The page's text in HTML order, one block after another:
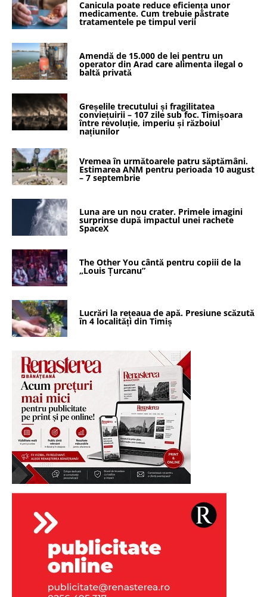
Canicula poate reduce eficiența unor
medicamente. Cum trebuie păstrate
tratamentele pe timpul verii
Amendă de 15.000 de lei pentru un
operator din Arad care alimenta ilegal o
baltă privată
Greșelile trecutului și fragilitatea
conviețuirii – 107 zile sub foc. Timișoara
între revoluție, imperiu și războiul
națiunilor
Vremea în următoarele patru săptămâni.
Estimarea ANM pentru perioada 10 august
– 7 septembrie
Luna are un nou crater. Primele imagini
surprinse după impactul unei rachete
SpaceX
The Other You cântă pentru copiii de la
„Louis Țurcanu”
Lucrări la rețeaua de apă. Presiune scăzută
în 4 localități din Timiș